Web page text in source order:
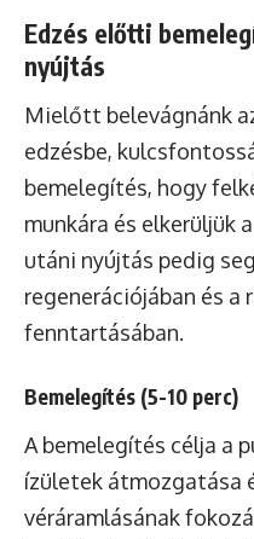
Edzés előtti
nyújtás
Mielőtt belevágnánk
edzésbe,
bemelegítés, hogy
munkára és elkerüljük
utáni nyújtás pedig
regenerációjában és a
fenntartásában.
Bemelegítés (5-10 perc)
A bemelegítés célja a
ízületek átmozgatása
véráramlásának